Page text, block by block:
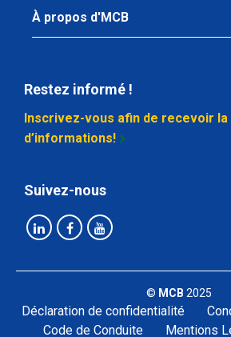
À propos d'MCB
Restez informé !
Inscrivez-vous afin de recevoir
d’informations!
Suivez-nous
© MCB 2025
Déclaration de confidentialité
Code de Conduite
Mentions